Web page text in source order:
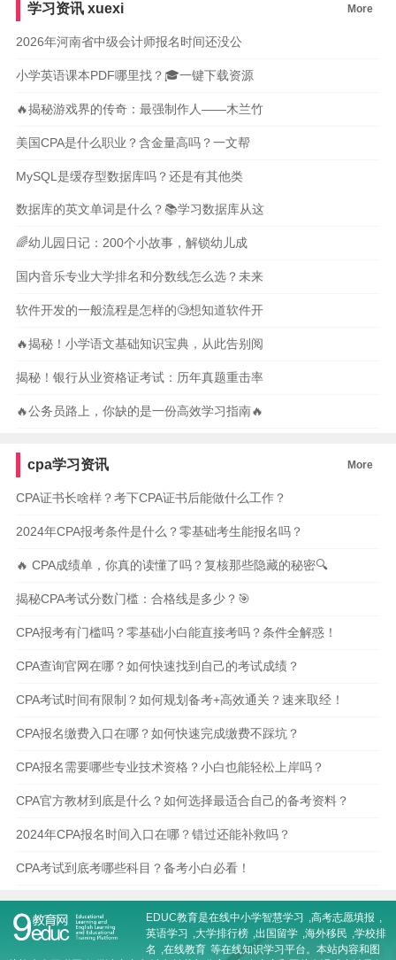
学习资讯 xuexi More
2026年河南省中级会计师报名时间还没公
小学英语课本PDF哪里找？🎓一键下载资源
🔥揭秘游戏界的传奇：最强制作人——木兰竹
美国CPA是什么职业？含金量高吗？一文帮
MySQL是缓存型数据库吗？还是有其他类
数据库的英文单词是什么？📚学习数据库从这
🌈幼儿园日记：200个小故事，解锁幼儿成
国内音乐专业大学排名和分数线怎么选？未来
软件开发的一般流程是怎样的🧐想知道软件开
🔥揭秘！小学语文基础知识宝典，从此告别阅
揭秘！银行从业资格证考试：历年真题重击率
🔥公务员路上，你缺的是一份高效学习指南🔥
cpa学习资讯 More
CPA证书长啥样？考下CPA证书后能做什么工作？
2024年CPA报考条件是什么？零基础考生能报名吗？
🔥 CPA成绩单，你真的读懂了吗？复核那些隐藏的秘密🔍
揭秘CPA考试分数门槛：合格线是多少？🎯
CPA报考有门槛吗？零基础小白能直接考吗？条件全解惑！
CPA查询官网在哪？如何快速找到自己的考试成绩？
CPA考试时间有限制？如何规划备考+高效通关？速来取经！
CPA报名缴费入口在哪？如何快速完成缴费不踩坑？
CPA报名需要哪些专业技术资格？小白也能轻松上岸吗？
CPA官方教材到底是什么？如何选择最适合自己的备考资料？
2024年CPA报名时间入口在哪？错过还能补救吗？
CPA考试到底考哪些科目？备考小白必看！
EDUC教育是在线中小学智慧学习 ,高考志愿填报 ,
英语学习
,大学排行榜 ,出国留学 ,海外移民 ,学校排
名 ,在线教育 等在线知识学习平台。本站内容和图